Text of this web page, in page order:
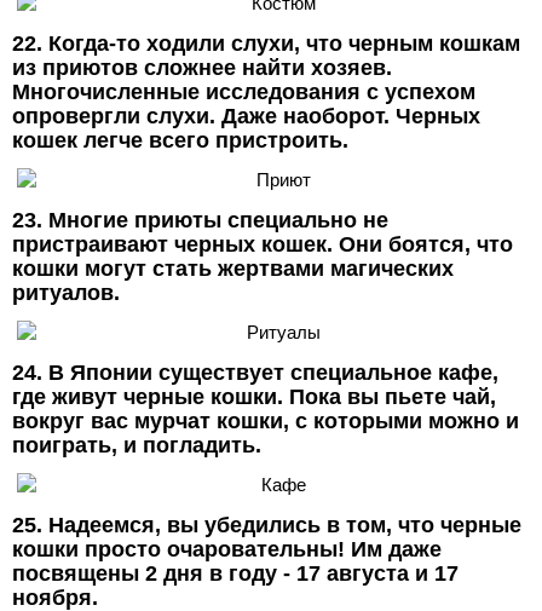
22. Когда-то ходили слухи, что черным кошкам
из приютов сложнее найти хозяев.
Многочисленные исследования с успехом
опровергли слухи. Даже наоборот. Черных
кошек легче всего пристроить.
23. Многие приюты специально не
пристраивают черных кошек. Они боятся, что
кошки могут стать жертвами магических
ритуалов.
24. В Японии существует специальное кафе,
где живут черные кошки. Пока вы пьете чай,
вокруг вас мурчат кошки, с которыми можно и
поиграть, и погладить.
25. Надеемся, вы убедились в том, что черные
кошки просто очаровательны! Им даже
посвящены 2 дня в году - 17 августа и 17
ноября.